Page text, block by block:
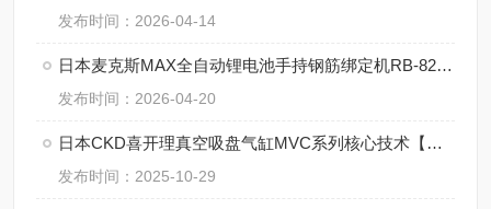
发布时间：2026-04-14
日本麦克斯MAX全自动锂电池手持钢筋绑定机RB-822T-B2C/1450A
发布时间：2026-04-20
日本CKD喜开理真空吸盘气缸MVC系列核心技术【湖南中村】
发布时间：2025-10-29